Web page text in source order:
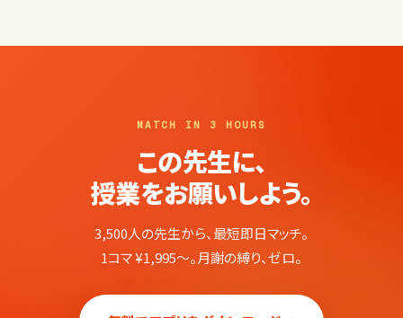
MATCH IN 3 HOURS
この先生に、
授業をお願いしよう。
3,500人の先生から、最短即日マッチ。
1コマ ¥1,995〜。月謝の縛り、ゼロ。